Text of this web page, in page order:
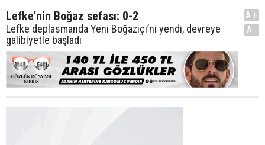
Lefke'nin Boğaz sefası: 0-2
Lefke deplasmanda Yeni Boğaziçi’ni yendi, devreye
galibiyetle başladı
A+
A-